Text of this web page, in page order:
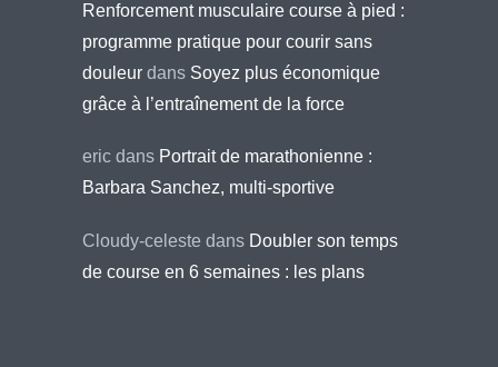
Renforcement musculaire course à pied :
programme pratique pour courir sans
douleur dans Soyez plus économique
grâce à l’entraînement de la force
eric dans Portrait de marathonienne :
Barbara Sanchez, multi-sportive
Cloudy-celeste dans Doubler son temps
de course en 6 semaines : les plans